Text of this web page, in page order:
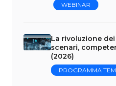
WEBINAR
La rivoluzione
scenari,
(2026)
PROGRAMMA